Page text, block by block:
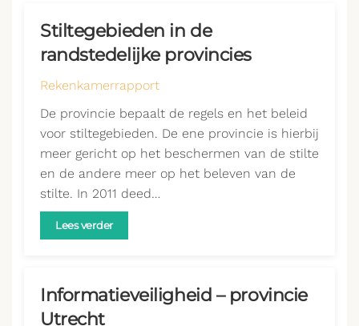
Stiltegebieden in de
randstedelijke provincies
Rekenkamerrapport
De provincie bepaalt de regels en het beleid
voor stiltegebieden. De ene provincie is hierbij
meer gericht op het beschermen van de stilte
en de andere meer op het beleven van de
stilte. In 2011 deed…
Lees verder
Informatieveiligheid – provincie
Utrecht